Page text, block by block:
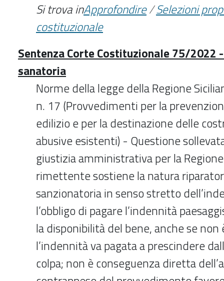
Si trova inApprofondire/Selezioni
costituzionale
Sentenza Corte Costituzionale 75/2022
sanatoria
Norme della legge della Regione
n. 17 (Provvedimenti per la
edilizio e per la destinazione delle
abusive esistenti) - Questione
giustizia amministrativa per la
rimettente sostiene la natura
sanzionatoria in senso stretto
l’obbligo di pagare l’indennità
la disponibilità del bene, anche se non
l’indennità va pagata a prescindere
colpa; non è conseguenza diretta